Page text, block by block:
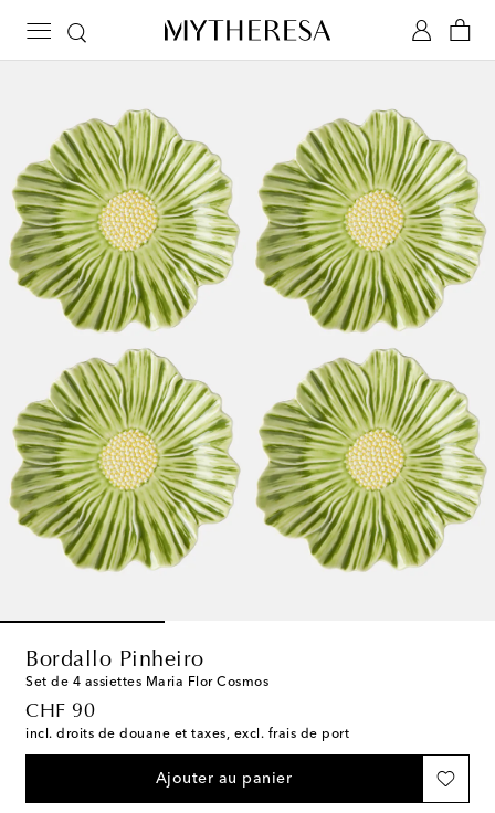
Bordallo Pinheiro
Set de 4 assiettes Maria Flor Cosmos
CHF 90
original price
incl. droits de douane et taxes, excl. frais de port
Ajouter au panier